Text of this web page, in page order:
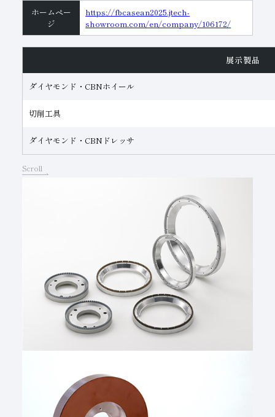
ホームペー
ジ
https://fbcasean2025.jtech-
showroom.com/en/company/106172/
展示製品
ダイヤモンド・CBNホイール
切削工具
ダイヤモンド・CBNドレッサ
Scroll